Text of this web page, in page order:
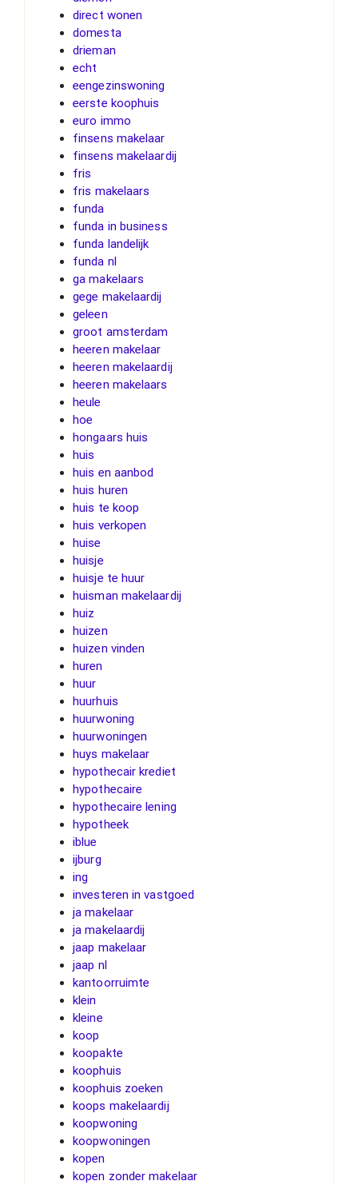
direct wonen
domesta
drieman
echt
eengezinswoning
eerste koophuis
euro immo
finsens makelaar
finsens makelaardij
fris
fris makelaars
funda
funda in business
funda landelijk
funda nl
ga makelaars
gege makelaardij
geleen
groot amsterdam
heeren makelaar
heeren makelaardij
heeren makelaars
heule
hoe
hongaars huis
huis
huis en aanbod
huis huren
huis te koop
huis verkopen
huise
huisje
huisje te huur
huisman makelaardij
huiz
huizen
huizen vinden
huren
huur
huurhuis
huurwoning
huurwoningen
huys makelaar
hypothecair krediet
hypothecaire
hypothecaire lening
hypotheek
iblue
ijburg
ing
investeren in vastgoed
ja makelaar
ja makelaardij
jaap makelaar
jaap nl
kantoorruimte
klein
kleine
koop
koopakte
koophuis
koophuis zoeken
koops makelaardij
koopwoning
koopwoningen
kopen
kopen zonder makelaar